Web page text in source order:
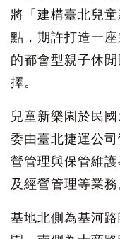
將「建構臺北兒
點，期許打造一
的都會型親子休
擇。
兒童新樂園於民
委由臺北捷運公
營管理與保管維
及經營管理等業務
基地北側為基河